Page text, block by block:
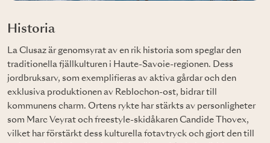
Historia
La Clusaz är genomsyrat av en rik historia som speglar den
traditionella fjällkulturen i Haute-Savoie-regionen. Dess
jordbruksarv, som exemplifieras av aktiva gårdar och den
exklusiva produktionen av Reblochon-ost, bidrar till
kommunens charm. Ortens rykte har stärkts av personligheter
som Marc Veyrat och freestyle-skidåkaren Candide Thovex,
vilket har förstärkt dess kulturella fotavtryck och gjort den till